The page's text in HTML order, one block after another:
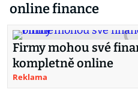
online finance
Firmy mohou své
kompletně online
Reklama